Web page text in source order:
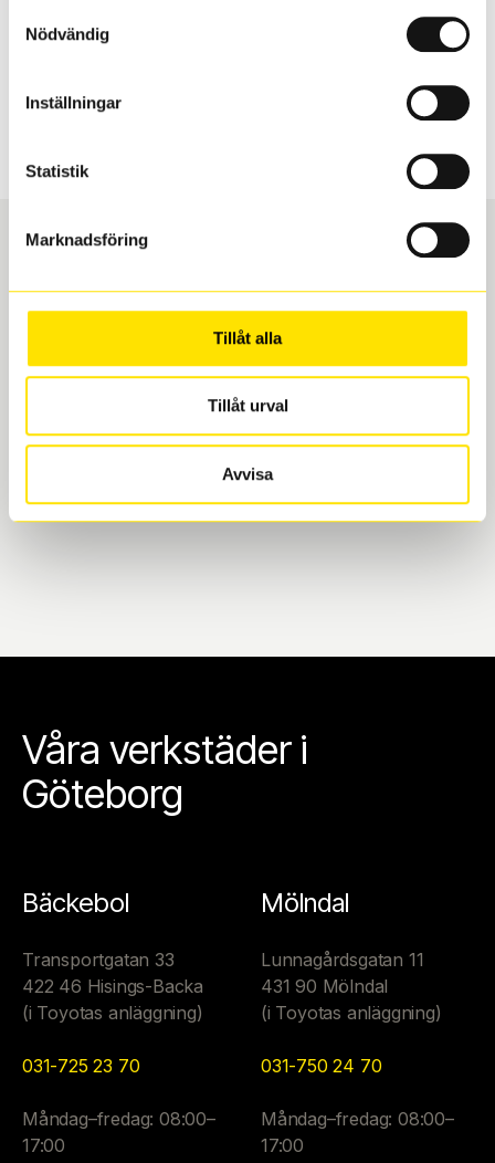
Nödvändig
Inställningar
Statistik
Marknadsföring
Tillåt alla
Tillåt urval
Avvisa
inte vara samma dimension som bilen hade ut från
Boka och hämta hos Däckspecialen
När du beställer dina nya däck eller fälgar hos oss
levereras de direkt till någon av våra däckverkstäder i
Göteborg. Välj mellan Hisingen (Bäckebol) eller
Mölndal. I beställningen anger du datum och tid för
vi till att de uppfyller alla krav för en säker körning.
Våra verkstäder i
Göteborg
Bäckebol
Transportgatan 33
422 46 Hisings-Backa
(i Toyotas anläggning)
031-725 23 70
Måndag–fredag: 08:00–
17:00
Mölndal
Lunnagårdsgatan 11
431 90 Mölndal
(i Toyotas anläggning)
031-750 24 70
Måndag–fredag: 08:00–
17:00